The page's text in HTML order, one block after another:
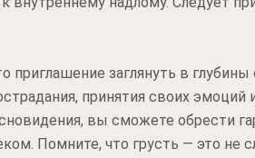
приглашение заглянуть в
принятия своих
вы сможете обрести
Помните, что грусть — это не